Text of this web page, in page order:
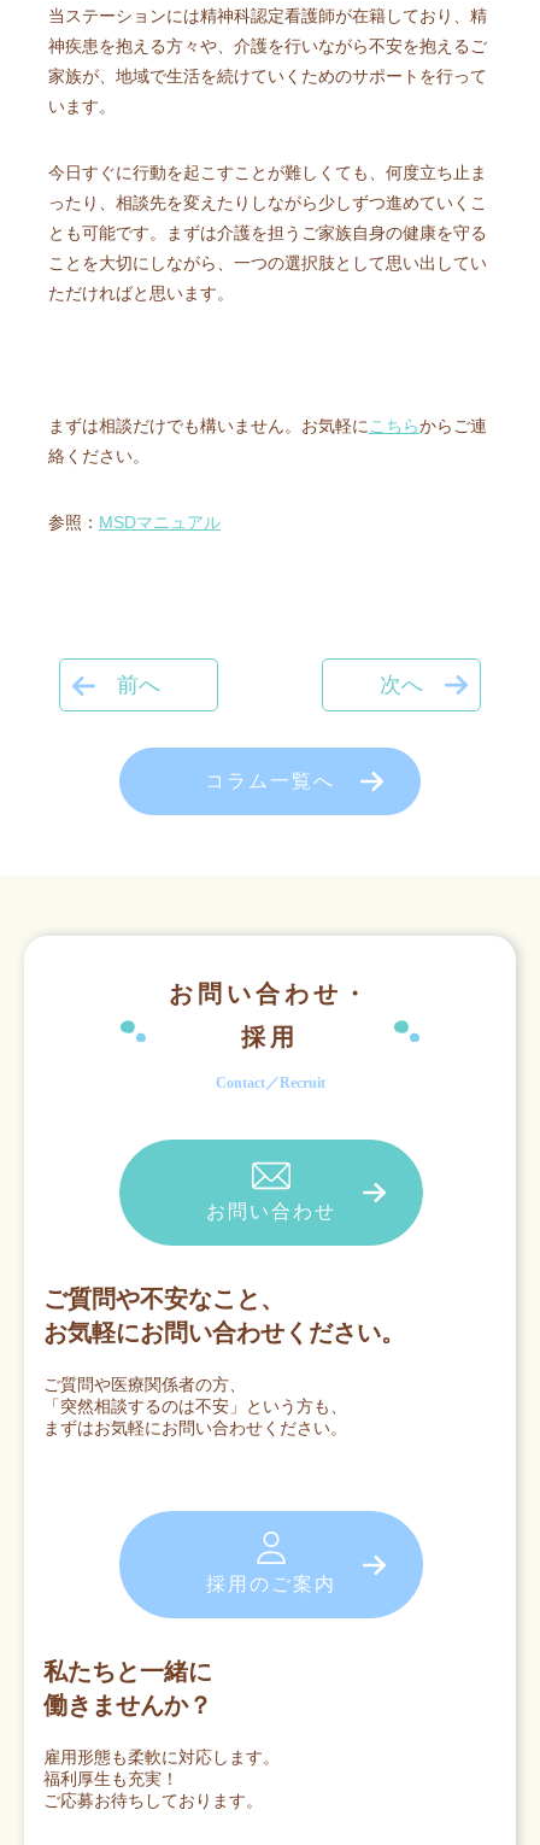
当ステーションには精神科認定看護師が在籍しており、精
神疾患を抱える方々や、介護を行いながら不安を抱えるご
家族が、地域で生活を続けていくためのサポートを行って
います。
今日すぐに行動を起こすことが難しくても、何度立ち止ま
ったり、相談先を変えたりしながら少しずつ進めていくこ
とも可能です。まずは介護を担うご家族自身の健康を守る
ことを大切にしながら、一つの選択肢として思い出してい
ただければと思います。
まずは相談だけでも構いません。お気軽に こちらからご連
絡ください。
参照： MSDマニュアル
前へ 次へ
コラム一覧へ
お問い合わせ・
採用
Contact／Recruit
お問い合わせ
ご質問や不安なこと、
お気軽にお問い合わせください。
ご質問や医療関係者の方、
「突然相談するのは不安」という方も、
まずはお気軽にお問い合わせください。
採用のご案内
私たちと一緒に
働きませんか？
雇用形態も柔軟に対応します。
福利厚生も充実！
ご応募お待ちしております。